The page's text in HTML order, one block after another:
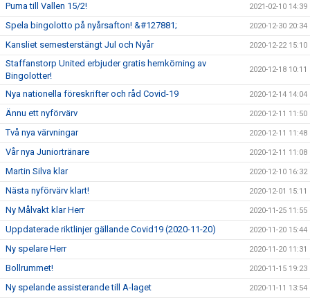
Puma till Vallen 15/2! 2021-02-10 14:39
Spela bingolotto på nyårsafton! &#127881; 2020-12-30 20:34
Kansliet semesterstängt Jul och Nyår 2020-12-22 15:10
Staffanstorp United erbjuder gratis hemkörning av
Bingolotter!
2020-12-18 10:11
Nya nationella föreskrifter och råd Covid-19 2020-12-14 14:04
Ännu ett nyförvärv 2020-12-11 11:50
Två nya värvningar 2020-12-11 11:48
Vår nya Juniortränare 2020-12-11 11:08
Martin Silva klar 2020-12-10 16:32
Nästa nyförvärv klart! 2020-12-01 15:11
Ny Målvakt klar Herr 2020-11-25 11:55
Uppdaterade riktlinjer gällande Covid19 (2020-11-20) 2020-11-20 15:44
Ny spelare Herr 2020-11-20 11:31
Bollrummet! 2020-11-15 19:23
Ny spelande assisterande till A-laget 2020-11-11 13:54